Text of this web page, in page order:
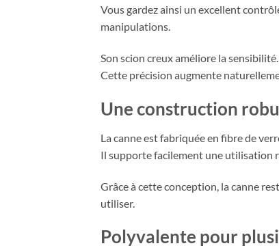
Vous gardez ainsi un excellent
manipulations.
Son scion creux améliore la
Cette précision augmente
Une construction
La canne est fabriquée en fibre de
Il supporte facilement une utilisation
Grâce à cette conception, la canne
utiliser.
Polyvalente pour